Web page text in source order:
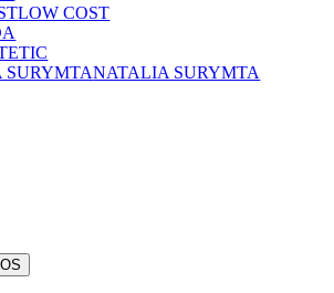
LOW COST
SURYMTANATALIA SURYMTA